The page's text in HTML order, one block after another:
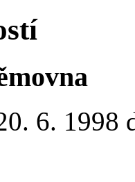
6. 1998